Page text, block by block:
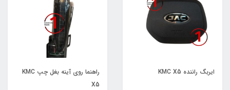
ایربگ راننده KMC X5
راهنما روی آینه بغل چپ KMC
X5